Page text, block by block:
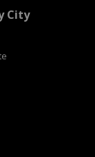
City